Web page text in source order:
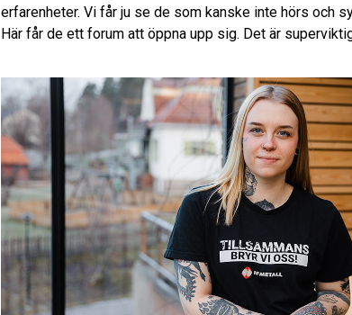
erfarenheter. Vi får ju se de som kanske inte hörs och
Här får de ett forum att öppna upp sig. Det är